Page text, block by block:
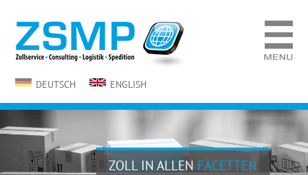
DEUTSCH ENGLISH
ZOLL IN ALLEN FACETTEN